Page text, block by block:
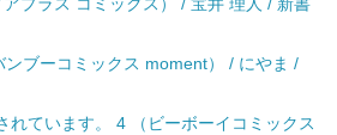
ンブーコミックス moment） / にやま /
れています。 4 （ビーボーイコミックス